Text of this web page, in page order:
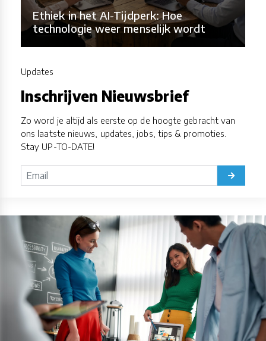
Ethiek in het AI-Tijdperk: Hoe
technologie weer menselijk wordt
Updates
Inschrijven Nieuwsbrief
Zo word je altijd als eerste op de hoogte gebracht van
ons laatste nieuws, updates, jobs, tips & promoties.
Stay UP-TO-DATE!